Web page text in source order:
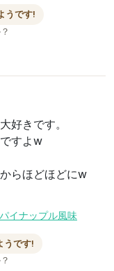
うです!
好きです。
すよw
らほどほどにw
イナップル風味
うです!